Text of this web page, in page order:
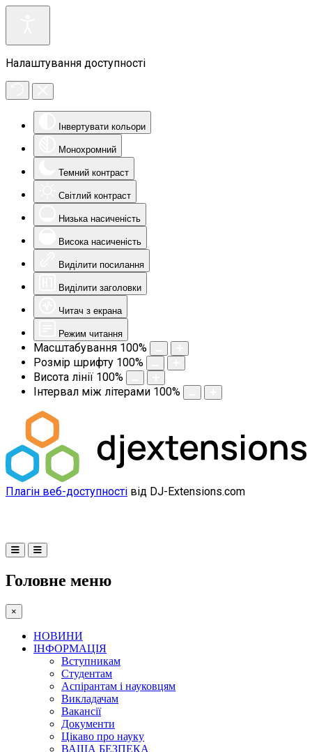
Налаштування доступності
Інвертувати кольори
Монохромний
Темний контраст
Світлий контраст
Низька насиченість
Висока насиченість
Виділити посилання
Виділити заголовки
Читач з екрана
Режим читання
Масштабування 100%
Розмір шрифту 100%
Висота лінії 100%
Інтервал між літерами 100%
Плагін веб-доступності від DJ-Extensions.com
Головне меню
×
НОВИНИ
ІНФОРМАЦІЯ
Вступникам
Студентам
Аспірантам і науковцям
Викладачам
Вакансії
Документи
Цікаво про науку
ВАША БЕЗПЕКА